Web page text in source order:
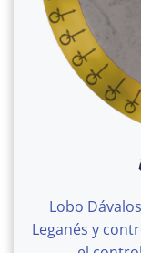
Lobo
Leganés y